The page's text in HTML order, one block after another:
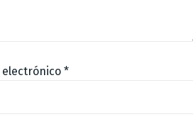
electrónico *